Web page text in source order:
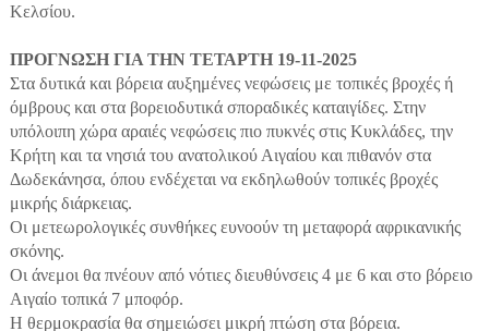
Κελσίου.
ΠΡΟΓΝΩΣΗ ΓΙΑ ΤΗΝ ΤΕΤΑΡΤΗ 19-11-2025
Στα δυτικά και βόρεια αυξημένες νεφώσεις με τοπικές βροχές ή
όμβρους και στα βορειοδυτικά σποραδικές καταιγίδες. Στην
υπόλοιπη χώρα αραιές νεφώσεις πιο πυκνές στις Κυκλάδες, την
Κρήτη και τα νησιά του ανατολικού Αιγαίου και πιθανόν στα
Δωδεκάνησα, όπου ενδέχεται να εκδηλωθούν τοπικές βροχές
μικρής διάρκειας.
Οι μετεωρολογικές συνθήκες ευνοούν τη μεταφορά αφρικανικής
σκόνης.
Οι άνεμοι θα πνέουν από νότιες διευθύνσεις 4 με 6 και στο βόρειο
Αιγαίο τοπικά 7 μποφόρ.
Η θερμοκρασία θα σημειώσει μικρή πτώση στα βόρεια.